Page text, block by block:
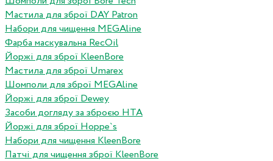
Мастила для зброї DAY Patron
Набори для чищення MEGAline
Фарба маскувальна RecOil
Йоржі для зброї KleenBore
Мастила для зброї Umarex
Шомполи для зброї MEGAline
Йоржі для зброї Dewey
Засоби догляду за зброєю HTA
Йоржі для зброї Hoppe`s
Набори для чищення KleenBore
Патчі для чищення зброї KleenBore